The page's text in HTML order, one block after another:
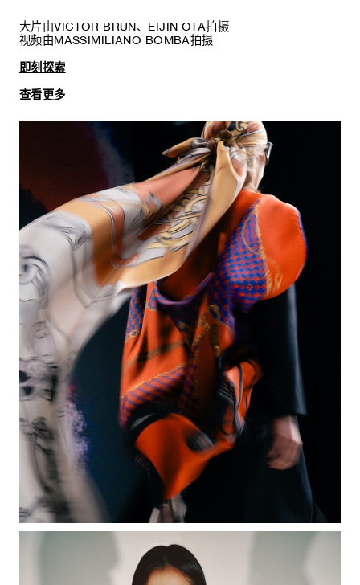
大片由VICTOR BRUN、EIJIN OTA拍摄
视频由MASSIMILIANO BOMBA拍摄
即刻探索
查看更多